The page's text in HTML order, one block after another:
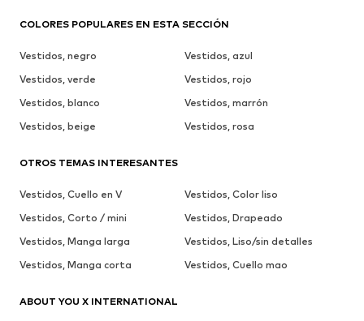
COLORES POPULARES EN ESTA SECCIÓN
Vestidos, negro
Vestidos, azul
Vestidos, verde
Vestidos, rojo
Vestidos, blanco
Vestidos, marrón
Vestidos, beige
Vestidos, rosa
OTROS TEMAS INTERESANTES
Vestidos, Cuello en V
Vestidos, Color liso
Vestidos, Corto / mini
Vestidos, Drapeado
Vestidos, Manga larga
Vestidos, Liso/sin detalles
Vestidos, Manga corta
Vestidos, Cuello mao
ABOUT YOU X INTERNATIONAL